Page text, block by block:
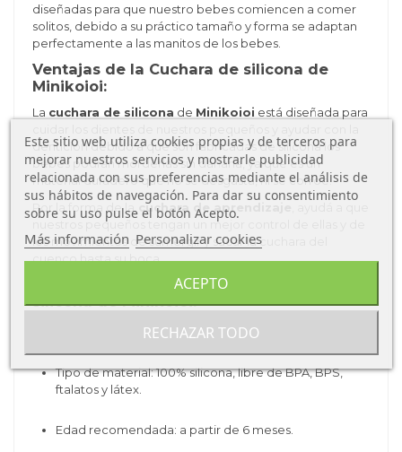
diseñadas para que nuestro bebes comiencen a comer
solitos, debido a su práctico tamaño y forma se adaptan
perfectamente a las manitos de los bebes.
Ventajas de la Cuchara de silicona de
Minikoioi:
La cuchara de silicona de Minikoioi está diseñada para
dentición debido a que son fabricadas de silicona los
bebes podrán morderlas sin dañarla, ya que es un
material duradero que no se desgasta, ni se corroe.
Por la forma de la
cuchara de aprendizaje
nuestros pequeños tengan un mejor control de ellas y de
los movimientos de sumergir y sacar la cuchara del
cuenco hasta su boca.
e la Cuchara de
silicona de Minikoioi:
Tipo de producto: cubiertos.
Tipo de material: 100% silicona,libre de BPA, BPS,
ftalatos y látex.
Edad recomendada: a partir de 6 meses.
Este sitio web utiliza cookies propias y de terceros para
mejorar nuestros servicios y mostrarle publicidad
relacionada con sus preferencias mediante el análisis de
sus hábitos de navegación. Para dar su consentimiento
sobre su uso pulse el botón Acepto.
Más información Personalizar cookies
RECHAZAR TODO
ACEPTO